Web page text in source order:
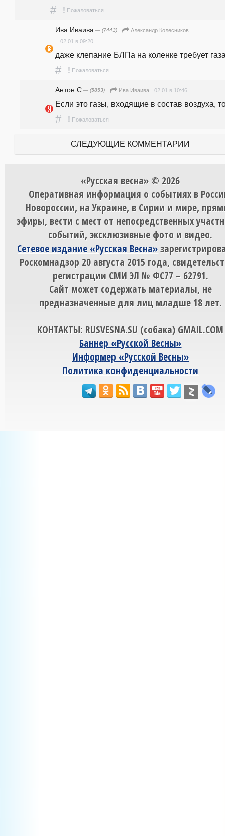
# ! Пожаловаться
Ива Иваива — (7443)
Александр Колесников
02.01 в 09:20
даже клепание БЛПа на коленке требует
# ! Пожаловаться
Антон С — (5853) Ива Иваива 02.01 в 10:46
Если это газы, входящие в состав воздуха,
# ! Пожаловаться
СЛЕДУЮЩИЕ КОММЕНТАРИИ
«Русская весна» © 2026
Оперативная информация о событиях в
Новороссии, на Украине, в Сирии и мире,
эфиры, вести с мест от непосредственных
событий, эксклюзивные фото и видео.
Сетевое издание «Русская Весна»
Роскомнадзор 20 августа 2015 года,
регистрации СМИ ЭЛ № ФС77 – 62791.
Сайт может содержать материалы, не
предназначенные для лиц младше 18 лет.
КОНТАКТЫ: RUSVESNA.SU (собака) GMAIL.COM
Баннер «Русской Весны»
Информер «Русской Весны»
Политика конфиденциальности